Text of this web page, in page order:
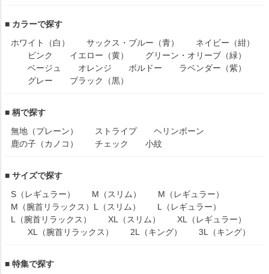
■ カラーで探す
ホワイト（白）
サックス・ブルー（青）
ネイビー（紺）
ピンク
イエロー（黄）
グリーン・オリーブ（緑）
ベージュ
オレンジ ボルドー
ラベンダー（紫）
グレー
ブラック（黒）
■ 柄で探す
無地（プレーン）
ストライプ
ヘリンボーン
鹿の子（カノコ）
チェック 小紋
■ サイズで探す
S（レギュラー）
M（スリム）
M（レギュラー）
M（腕首リラックス） L（スリム）
L（レギュラー）
L（腕首リラックス）
XL（スリム）
XL（レギュラー）
XL（腕首リラックス）
2L（キング） 3L（キング）
■ 特集で探す